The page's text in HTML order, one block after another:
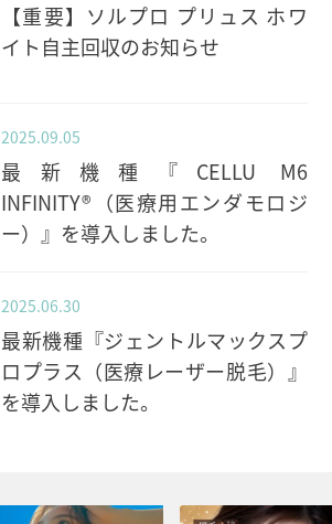
【重要】ソルプロ プリュス ホワ
イト自主回収のお知らせ
2025.09.05
最新機種『CELLU M6
INFINITY®（医療用エンダモロジ
ー）』を導入しました。
2025.06.30
最新機種『ジェントルマックスプ
ロプラス（医療レーザー脱毛）』
を導入しました。